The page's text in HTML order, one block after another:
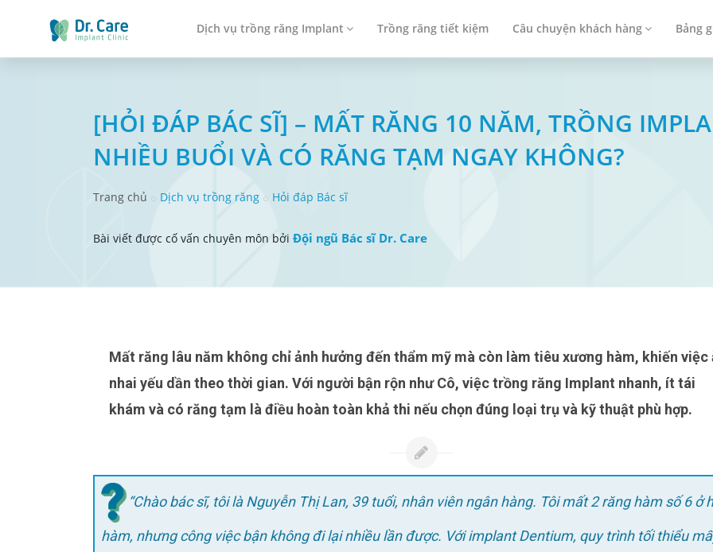
Dịch vụ trồng răng Implant Trồng răng tiết kiệm Câu chuyện khách hàng Bảng
[HỎI ĐÁP BÁC SĨ] – MẤT RĂNG 10 NĂM, TRỒNG
NHIỀU BUỔI VÀ CÓ RĂNG TẠM NGAY KHÔNG?
Trang chủ Dịch vụ trồng răng Hỏi đáp Bác sĩ
Bài viết được cố vấn chuyên môn bởi Đội ngũ Bác sĩ Dr. Care
Mất răng lâu năm không chỉ ảnh hưởng đến thẩm mỹ mà còn làm tiêu xương hàm, khiến việc ăn
nhai yếu dần theo thời gian. Với người bận rộn như Cô, việc trồng răng Implant nhanh, ít tái
khám và có răng tạm là điều hoàn toàn khả thi nếu chọn đúng loại trụ và kỹ thuật phù hợp.
“Chào bác sĩ, tôi là Nguyễn Thị Lan, 39 tuổi, nhân viên ngân hàng. Tôi mất 2 răng hàm số 6 ở
hàm, nhưng công việc bận không đi lại nhiều lần được. Với implant Dentium, quy trình tối thiểu